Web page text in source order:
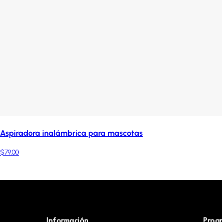
Aspiradora inalámbrica para mascotas
$79.00